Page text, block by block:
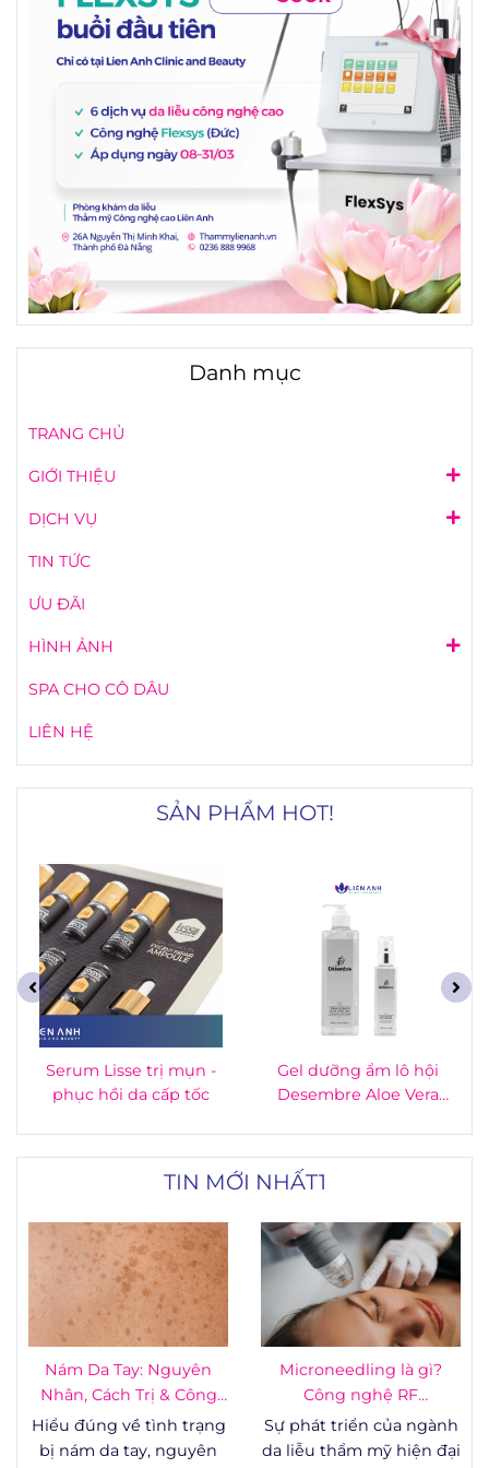
Danh mục
TRANG CHỦ
GIỚI THIỆU
DỊCH VỤ
TIN TỨC
ƯU ĐÃI
HÌNH ẢNH
SPA CHO CÔ DÂU
LIÊN HỆ
SẢN PHẨM HOT!
Serum Lisse trị mụn -
phục hồi da cấp tốc
Gel dưỡng ẩm lô hội
Desembre Aloe Vera
TIN MỚI NHẤT1
Nám Da Tay: Nguyên
Nhân, Cách Trị & Công
Nghệ
Hiểu đúng về tình trạng
bị nám da tay, nguyên
Microneedling là gì?
Công nghệ RF
Microneedling - vi kim
RF
Sự phát triển của ngành
da liễu thẩm mỹ hiện đại